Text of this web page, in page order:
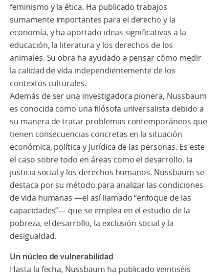
feminismo y la ética. Ha publicado trabajos
sumamente importantes para el derecho y la
economía, y ha aportado ideas significativas a la
educación, la literatura y los derechos de los
animales. Su obra ha ayudado a pensar cómo medir
la calidad de vida independientemente de los
contextos culturales.
Además de ser una investigadora pionera, Nussbaum
es conocida como una filósofa universalista debido a
su manera de tratar problemas contemporáneos que
tienen consecuencias concretas en la situación
económica, política y jurídica de las personas. Es este
el caso sobre todo en áreas como el desarrollo, la
justicia social y los derechos humanos. Nussbaum se
destaca por su método para analizar las condiciones
de vida humanas —el así llamado “enfoque de las
capacidades”— que se emplea en el estudio de la
pobreza, el desarrollo, la exclusión social y la
desigualdad.
Un núcleo de vulnerabilidad
Hasta la fecha, Nussbaum ha publicado veintiséis